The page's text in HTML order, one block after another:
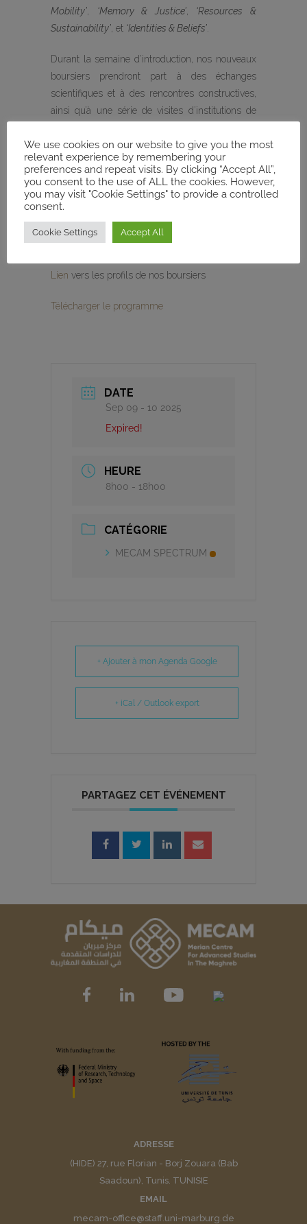
Mobility’
‘Memory & Justice’, ‘Resources &
Sustainability’ , et ‘Identities & Beliefs’
Durant la semaine d’introduction, nos nouveaux
boursiers prendront part à des échanges
scientifiques et à des rencontres constructives,
ainsi qu’à une série de visites d’institutions de
faciliter l’intégration des boursières et boursiers
dans les structures qui soutiendront la
réalisation de leurs projets académiques.
Restez connectés pour découvrir prochainement
les profils de nos boursiers et leurs projets de
recherche !
Lien vers les profils de nos boursiers
Télécharger le programme
DATE
Sep 09 - 10 2025
Expired!
HEURE
8h00 - 18h00
CATÉGORIE
MECAM SPECTRUM
+ Ajouter à mon Agenda Google
+ iCal / Outlook export
PARTAGEZ CET ÉVÉNEMENT
ADRESSE
(HIDE) 27, rue Florian - Borj Zouara (Bab
Saadoun), Tunis. TUNISIE
EMAIL
mecam-office@staff.uni-marburg.de
We use cookies on our website to give you the most
relevant experience by remembering your
preferences and repeat visits. By clicking “Accept All”,
you consent to the use of ALL the cookies. However,
you may visit "Cookie Settings" to provide a controlled
consent.
Cookie Settings Accept All